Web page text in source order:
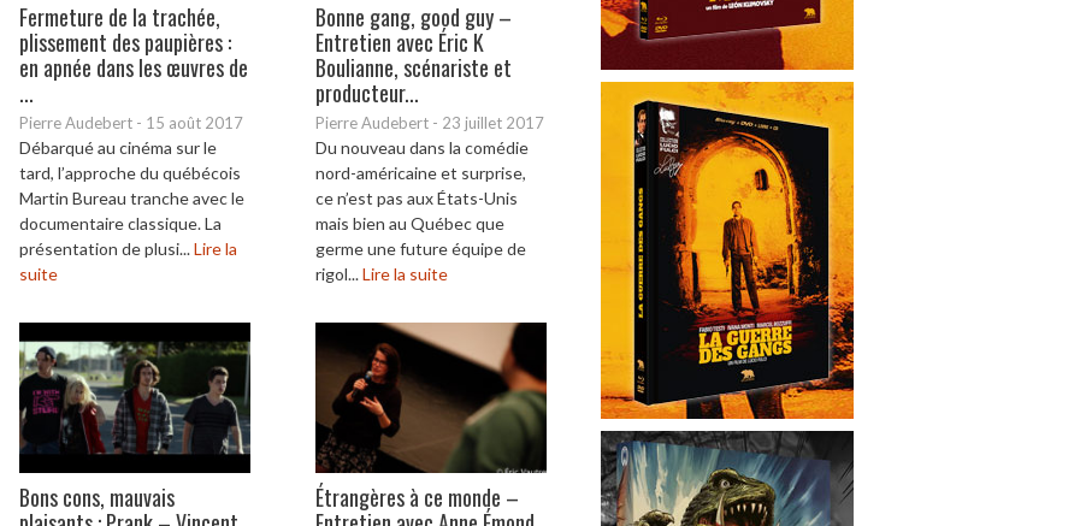
Fermeture de la trachée,
plissement des paupières :
en apnée dans les œuvres de
...
Pierre Audebert - 15 août 2017
Débarqué au cinéma sur le
tard, l’approche du québécois
Martin Bureau tranche avec le
documentaire classique. La
présentation de plusi...Lire la
suite
Bonne gang, good guy –
Entretien avec Éric K
Boulianne, scénariste et
producteur...
Pierre Audebert - 23 juillet 2017
Du nouveau dans la comédie
nord-américaine et surprise,
ce n’est pas aux États-Unis
mais bien au Québec que
germe une future équipe de
rigol...Lire la suite
Bons cons, mauvais
Étrangères à ce monde –